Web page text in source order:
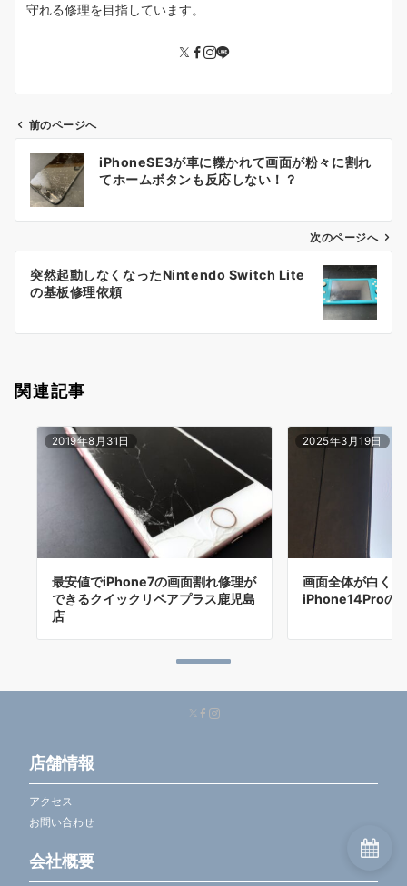
守れる修理を目指しています。
ビ
ン
前のページへ
iPhoneSE3が車に轢かれて画面が粉々に割れ
てホームボタンも反応しない！？
次のページへ
突然起動しなくなったNintendo Switch Lite
の基板修理依頼
関連記事
2019年8月31日
最安値でiPhone7の画面割れ修理が
できるクイックリペアプラス鹿児島
店
2025年3月19日
画面全体が白く
iPhone14Proの
店舗情報
アクセス
お問い合わせ
会社概要